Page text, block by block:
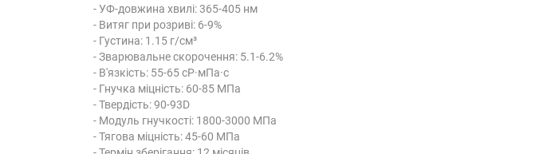
- УФ-довжина хвилі: 365-405 нм
- Витяг при розриві: 6-9%
- Густина: 1.15 г/см³
- Зварювальне скорочення: 5.1-6.2%
- В'язкість: 55-65 cP·мПа·с
- Гнучка міцність: 60-85 МПа
- Твердість: 90-93D
- Модуль гнучкості: 1800-3000 МПа
- Тягова міцність: 45-60 МПа